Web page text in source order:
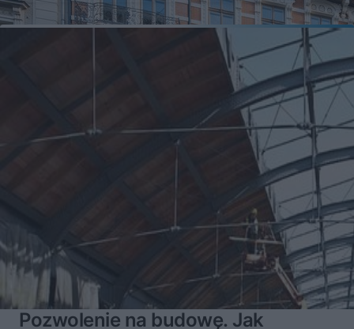
Pozwolenie na budowę. Jak